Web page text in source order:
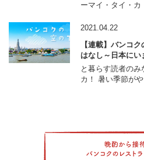
ーマイ・タイ・カ
2021.04.22
【連載】バンコ
はなし～日本にい
と暮らす読者のみ
カ！ 暑い季節が